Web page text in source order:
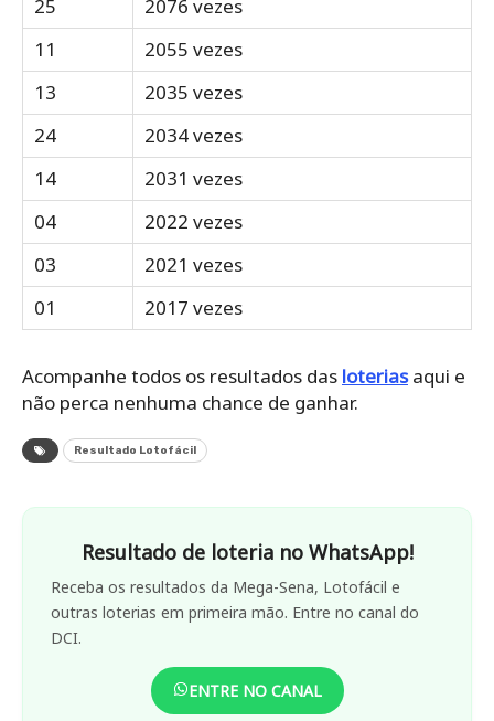
25
2076 vezes
11
2055 vezes
13
2035 vezes
24
2034 vezes
14
2031 vezes
04
2022 vezes
03
2021 vezes
01
2017 vezes
Acompanhe todos os resultados das loteriasaqui e
não perca nenhuma chance de ganhar.
Resultado Lotofácil
Resultado de loteria no WhatsApp!
Receba os resultados da Mega-Sena, Lotofácil e
outras loterias em primeira mão. Entre no canal do
DCI.
ENTRE NO CANAL